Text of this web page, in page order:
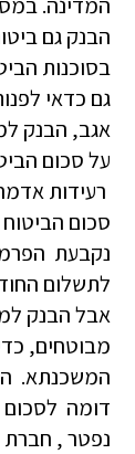
הבנק גם
בסוכנות
גם כדאי
אגב, הבנק
על סכום
רעידות
סכום
נקבעת
לתשלום
אבל הבנק
מבוטחים,
המשכנתא.
דומה
נפטר , חברת